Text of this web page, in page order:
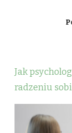
Jak
radzeniu